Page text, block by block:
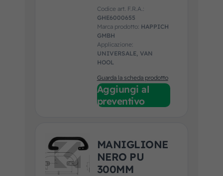
Codice art. F.R.A.:
GHE6000655
Marca prodotto: HAPPICH
GMBH
Applicazione:
UNIVERSALE, VAN
HOOL
Guarda la scheda prodotto
Aggiungi al
preventivo
MANIGLIONE
NERO PU
300MM